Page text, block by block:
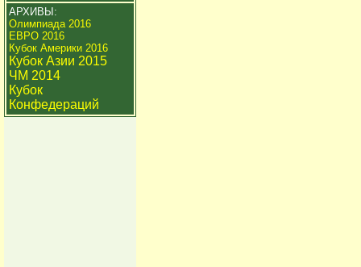
АРХИВЫ:
Олимпиада 2016
ЕВРО 2016
Кубок Америки 2016
Кубок Азии 2015
ЧМ 2014
Кубок
Конфедераций